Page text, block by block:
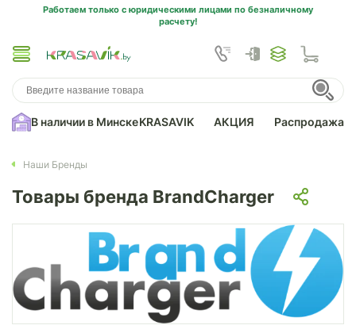
Работаем только с юридическими лицами по безналичному
расчету!
В наличии в МинскеKRASAVIK АКЦИЯ Распродажа
Наши Бренды
Товары бренда BrandCharger